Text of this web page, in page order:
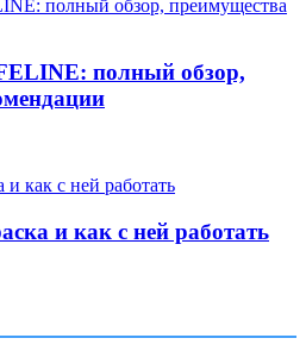
полный обзор,
и как с ней работать